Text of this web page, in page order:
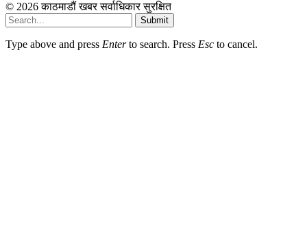
© 2026 काठमाडौं खबर सर्वाधिकार सुरक्षित
Submit
Type above and press Enterto search. Press Esc to cancel.